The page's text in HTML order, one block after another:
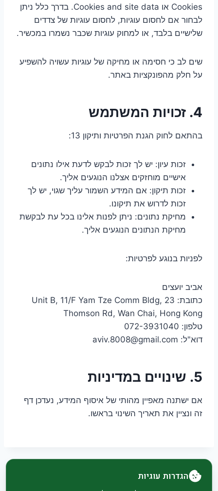
Cookies או Cookies and site data. בדרך כלל ניתן
לבחור אם לחסום עוגיות, לחסום עוגיות של צדדים
שלישיים בלבד, או למחוק עוגיות שכבר נשמרו במכשיר.
שים לב כי חסימה או מחיקה של עוגיות עשויה להשפיע
על חלק מהפונקציות באתר.
4. זכויות המשתמש
בהתאם לחוק הגנת הפרטיות ותיקון 13:
זכות עיון: יש לך זכות לבקש לדעת אילו נתונים
אישיים מוחזקים אצלנו הנוגעים אליך.
זכות תיקון: אם המידע השמור עליך שגוי, יש לך
זכות לדרוש את תיקונו.
מחיקת נתונים: ניתן לפנות אלינו בכל עת לבקשת
מחיקת הנתונים הנוגעים אליך.
לפניות בנוגע לפרטיות:
אביב יועצים
כתובת: Unit B, 11/F Yam Tze Comm Bldg, 23
Thomson Rd, Wan Chai, Hong Kong
טלפון: 072-3931040
דוא"ל: aviv.8008@gmail.com
5. שינויים במדיניות
אם ישתנה מאפיין מהותי של איסוף המידע, נעדכן דף
זה ונציין את תאריך השינוי בראשו.
הגדרות עוגיות